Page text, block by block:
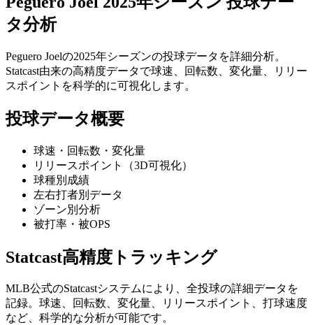
タ分析
Peguero Joelの2025年シーズンの投球データを詳細分析。
Statcast由来の高精度データで球速、回転数、変化量、リリー
スポイントを科学的に可視化します。
投球データ概要
球速・回転数・変化量
リリースポイント（3D可視化）
球種別成績
左右打者別データ
ゾーン別分析
被打率・被OPS
Statcast高精度トラッキング
MLB公式のStatcastシステムにより、全投球の詳細データを
記録。球速、回転数、変化量、リリースポイント、打球速度
など、科学的な分析が可能です。